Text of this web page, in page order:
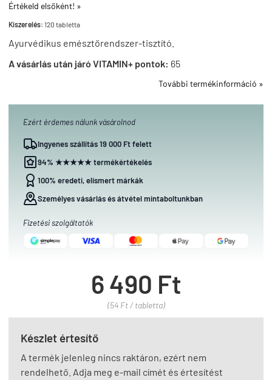
Értékeld elsőként! »
Kiszerelés: 120 tabletta
Ayurvédikus emésztőrendszer-tisztító.
A vásárlás után járó VITAMIN+ pontok: 65
További termékinformáció »
Ezért érdemes nálunk vásárolnod
Ingyenes szállítás 19 000 Ft felett
94% ★★★★★ termékértékelés
100% eredeti, elismert márkák
Személyes vásárlás és átvétel mintaboltunkban
Fizetési szolgáltatók
6 490 Ft
(54 Ft / tabletta)
Készlet értesítő
A termék jelenleg nincs raktáron, ezért nem
rendelhető. Adja meg e-mail címét és értesítést